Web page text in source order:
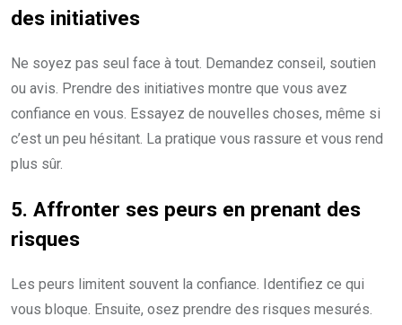
des initiatives
Ne soyez pas seul face à tout. Demandez conseil, soutien
ou avis. Prendre des initiatives montre que vous avez
confiance en vous. Essayez de nouvelles choses, même si
c’est un peu hésitant. La pratique vous rassure et vous rend
plus sûr.
5. Affronter ses peurs en prenant des
risques
Les peurs limitent souvent la confiance. Identifiez ce qui
vous bloque. Ensuite, osez prendre des risques mesurés.